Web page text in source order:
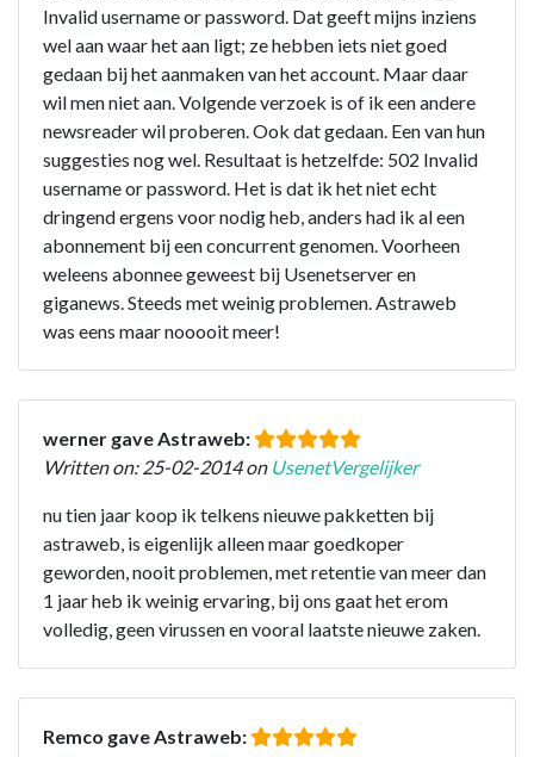
Invalid username or password. Dat geeft mijns inziens
wel aan waar het aan ligt; ze hebben iets niet goed
gedaan bij het aanmaken van het account. Maar daar
wil men niet aan. Volgende verzoek is of ik een andere
newsreader wil proberen. Ook dat gedaan. Een van hun
suggesties nog wel. Resultaat is hetzelfde: 502 Invalid
username or password. Het is dat ik het niet echt
dringend ergens voor nodig heb, anders had ik al een
abonnement bij een concurrent genomen. Voorheen
weleens abonnee geweest bij Usenetserver en
giganews. Steeds met weinig problemen. Astraweb
was eens maar nooooit meer!
werner gave Astraweb:
Written on: 25-02-2014 on UsenetVergelijker
nu tien jaar koop ik telkens nieuwe pakketten bij
astraweb, is eigenlijk alleen maar goedkoper
geworden, nooit problemen, met retentie van meer dan
1 jaar heb ik weinig ervaring, bij ons gaat het erom
volledig, geen virussen en vooral laatste nieuwe zaken.
Remco gave Astraweb: